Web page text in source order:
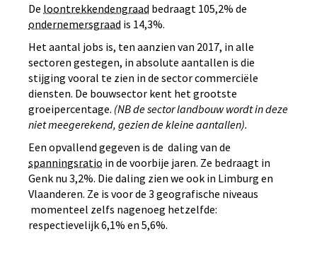
De loontrekkendengraad bedraagt 105,2% de
ondernemersgraad is 14,3%.
Het aantal jobs is, ten aanzien van 2017, in alle
sectoren gestegen, in absolute aantallen is die
stijging vooral te zien in de sector commerciële
diensten. De bouwsector kent het grootste
groeipercentage. (NB de sector landbouw wordt in deze
niet meegerekend, gezien de kleine aantallen).
Een opvallend gegeven is de daling van de
spanningsratio in de voorbije jaren. Ze bedraagt in
Genk nu 3,2%. Die daling zien we ook in Limburg en
Vlaanderen. Ze is voor de 3 geografische niveaus
momenteel zelfs nagenoeg hetzelfde:
respectievelijk 6,1% en 5,6%.